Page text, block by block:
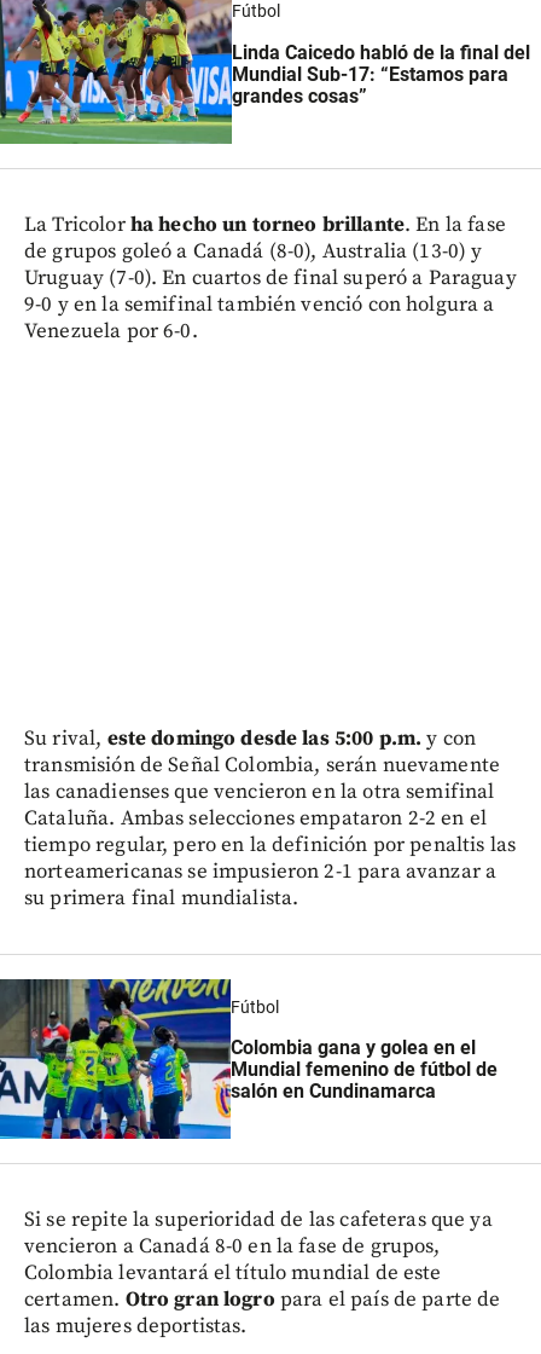
Fútbol
Linda Caicedo habló de la final del
Mundial Sub-17: “Estamos para
grandes cosas”
La Tricolorha hecho un torneo brillante. En la fase
de grupos goleó a Canadá (8-0), Australia (13-0) y
Uruguay (7-0). En cuartos de final superó a Paraguay
9-0 y en la semifinal también venció con holgura a
Venezuela por 6-0.
Su rival, este domingo desde las 5:00 p.m. y con
transmisión de Señal Colombia, serán nuevamente
las canadienses que vencieron en la otra semifinal
Cataluña. Ambas selecciones empataron 2-2 en el
tiempo regular, pero en la definición por penaltis las
norteamericanas se impusieron 2-1 para avanzar a
su primera final mundialista.
Fútbol
Colombia gana y golea en el
Mundial femenino de fútbol de
salón en Cundinamarca
Si se repite la superioridad de las cafeteras que ya
vencieron a Canadá 8-0 en la fase de grupos,
Colombia levantará el título mundial de este
certamen. Otro gran logro para el país de parte de
las mujeres deportistas.